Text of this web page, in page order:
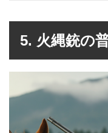
5. 火縄銃の